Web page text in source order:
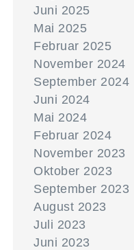
Juni 2025
Mai 2025
Februar 2025
November 2024
September 2024
Juni 2024
Mai 2024
Februar 2024
November 2023
Oktober 2023
September 2023
August 2023
Juli 2023
Juni 2023